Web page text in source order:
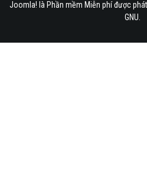
Joomla! là Phần mềm Miễn phí được
GNU.